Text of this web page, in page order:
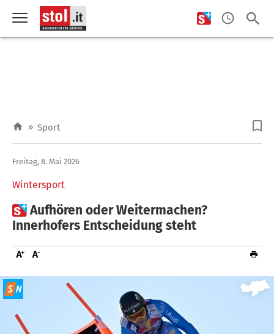
» Sport
Wintersport
Freitag, 8. Mai 2026
Aufhören oder Weitermachen?
Innerhofers Entscheidung steht